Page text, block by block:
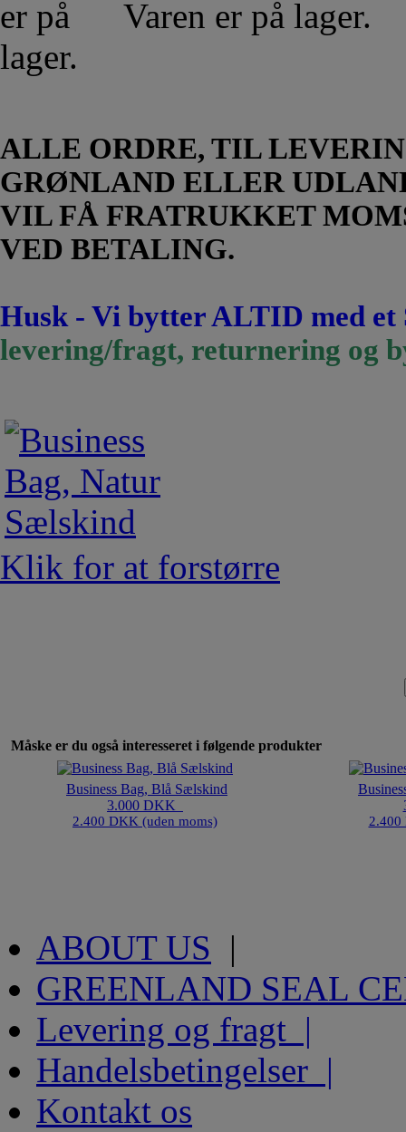
Varen er på lager.
ALLE ORDRE, TIL
GRØNLAND ELLER
VIL FÅ FRATRUKKET
VED BETALING.
Husk - Vi bytter ALTID med
levering/fragt, returnering og
Klik for at forstørre
Måske er du også interesseret i følgende produkter
Business Bag, Blå Sælskind
3.000 DKK
2.400 DKK (uden moms) 2.400
ABOUT US |
GREENLAND SEAL
Levering og fragt |
Handelsbetingelser |
Kontakt os